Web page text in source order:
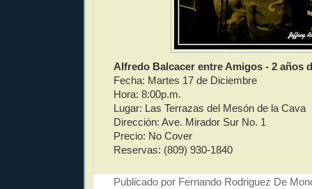
Alfredo Balcacer entre Amigos - 2 años
Fecha: Martes 17 de Diciembre
Hora: 8:00p.m.
Lugar: Las Terrazas del Mesón de la Cava
Dirección: Ave. Mirador Sur No. 1
Precio: No Cover
Reservas: (809) 930-1840
Publicado por Fernando Rodriguez De